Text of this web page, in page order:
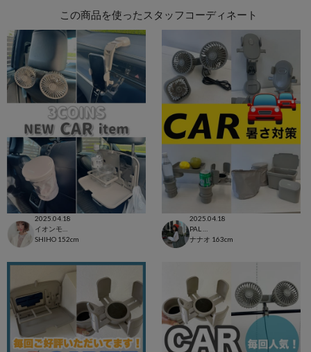
この商品を使ったスタッフコーディネート
2025.04.18
SHIHO 152cm
2025.04.18
ナナオ 163cm